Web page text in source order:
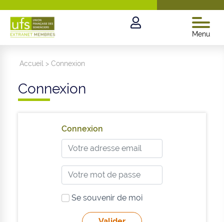
Menu
Accueil >Connexion
Connexion
Connexion
Se souvenir de moi